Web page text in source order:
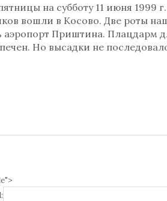
на субботу 11 июня 1999
вошли в Косово. Две роты
аэропорт Приштина. Плацдарм
Но высадки не